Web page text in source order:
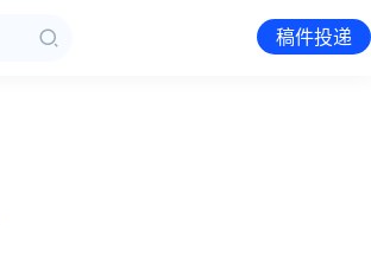
稿件投递